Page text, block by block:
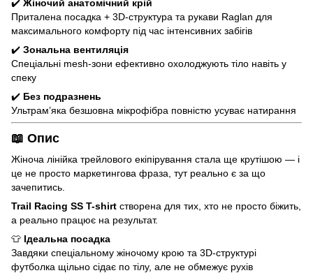
✔️ Жіночий анатомічний крій
Приталена посадка + 3D-структура та рукави Raglan для
максимального комфорту під час інтенсивних забігів
✔️ Зональна вентиляція
Спеціальні mesh-зони ефективно охолоджують тіло навіть у
спеку
✔️ Без подразнень
Ультрам’яка безшовна мікрофібра повністю усуває натирання
📖 Опис
Жіноча лінійка трейлового екіпірування стала ще крутішою — і
це не просто маркетингова фраза, тут реально є за що
зачепитись.
Trail Racing SS T-shirt створена для тих, хто не просто біжить,
а реально працює на результат.
👕 Ідеальна посадка
Завдяки спеціальному жіночому крою та 3D-структурі
футболка щільно сідає по тілу, але не обмежує рухів